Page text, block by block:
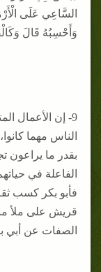
السَّاعِي عَلَى
وَأَحْسِبُهُ قَالَ
9- إن الأعمال
الناس مهما
بقدر ما يراعون
الفاعلة في
فأبو بكر كسب
قريش على ملأ
الصفات عن أبي